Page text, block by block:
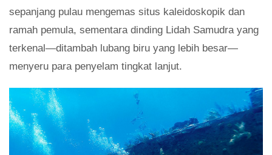
sepanjang pulau mengemas situs kaleidoskopik dan
ramah pemula, sementara dinding Lidah Samudra yang
terkenal—ditambah lubang biru yang lebih besar—
menyeru para penyelam tingkat lanjut.